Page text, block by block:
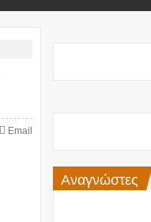
Email
Αναγνώστες